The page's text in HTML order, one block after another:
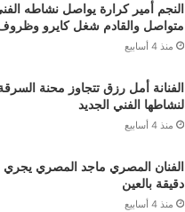
النجم أمير كرارة يواصل نشاطه
متواصل والقادم شغل كايرو
منذ 4 أسابيع
الفنانة أمل رزق تتجاوز محنة
لنشاطها الفني الجديد
منذ 4 أسابيع
الفنان المصري ماجد المصري يجري
دقيقة بالعين
منذ 4 أسابيع